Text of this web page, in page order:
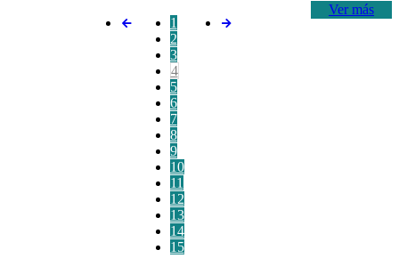
Ver más
1
2
3
4
5
6
7
8
9
10
11
12
13
14
15